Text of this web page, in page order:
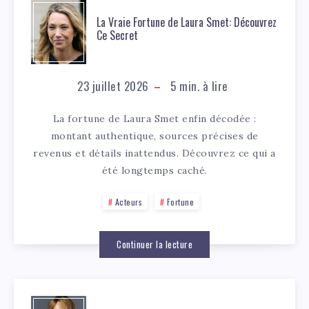
La Vraie Fortune de Laura Smet: Découvrez
Ce Secret
23 juillet 2026 5 min. à lire
La fortune de Laura Smet enfin décodée :
montant authentique, sources précises de
revenus et détails inattendus. Découvrez ce qui a
été longtemps caché.
Acteurs Fortune
Continuer la lecture